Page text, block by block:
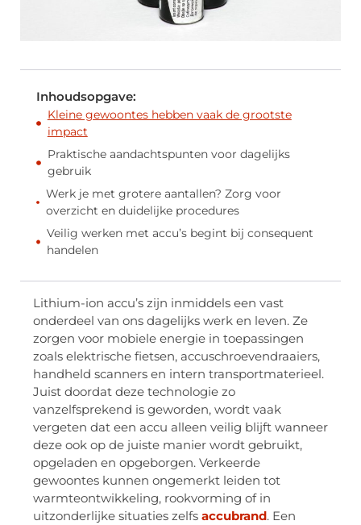
Inhoudsopgave:
Kleine gewoontes hebben vaak de grootste
impact
Praktische aandachtspunten voor dagelijks
gebruik
Werk je met grotere aantallen? Zorg voor
overzicht en duidelijke procedures
Veilig werken met accu’s begint bij consequent
handelen
Lithium-ion accu’s zijn inmiddels een vast
onderdeel van ons dagelijks werk en leven. Ze
zorgen voor mobiele energie in toepassingen
zoals elektrische fietsen, accuschroevendraaiers,
handheld scanners en intern transportmaterieel.
Juist doordat deze technologie zo
vanzelfsprekend is geworden, wordt vaak
vergeten dat een accu alleen veilig blijft wanneer
deze ook op de juiste manier wordt gebruikt,
opgeladen en opgeborgen. Verkeerde
gewoontes kunnen ongemerkt leiden tot
warmteontwikkeling, rookvorming of in
uitzonderlijke situaties zelfs accubrand. Een